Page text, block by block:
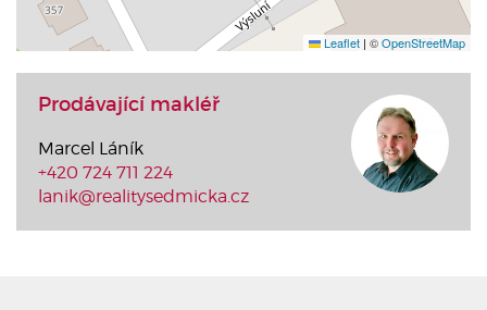
Leaflet | ©OpenStreetMap
Prodávající makléř
Marcel Láník
+420 724 711 224
lanik@realitysedmicka.cz